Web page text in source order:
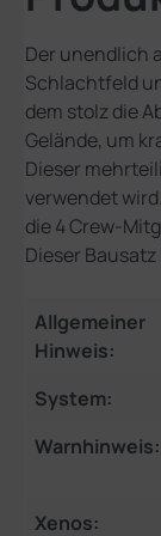
Der unendlich
Schlachtfeld
dem stolz die
Gelände, um
Dieser
verwendet
die 4 Crew-
Dieser
Allgemeiner
Hinweis:
System:
Warnhinweis:
Xenos: